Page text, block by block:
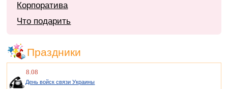
Корпоратива
Что подарить
Праздники
8.08
День войск связи Украины